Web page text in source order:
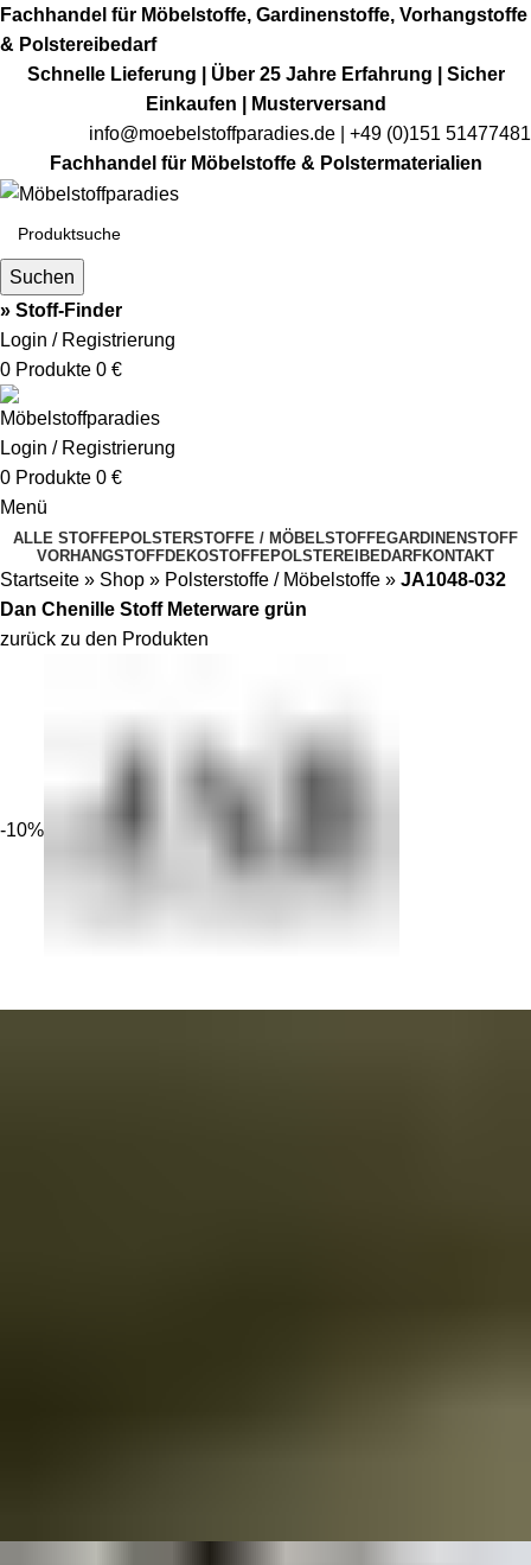
Fachhandel für Möbelstoffe, Gardinenstoffe, Vorhangstoffe
& Polstereibedarf
Schnelle Lieferung | Über 25 Jahre Erfahrung | Sicher
Einkaufen | Musterversand
info@moebelstoffparadies.de | +49 (0)151 51477481
Fachhandel für Möbelstoffe & Polstermaterialien
Suchen
» Stoff-Finder
Login / Registrierung
0 Produkte 0 €
Login / Registrierung
0 Produkte 0 €
Menü
ALLE STOFFEPOLSTERSTOFFE / MÖBELSTOFFEGARDINENSTOFF
VORHANGSTOFFDEKOSTOFFEPOLSTEREIBEDARFKONTAKT
Startseite » Shop » Polsterstoffe / Möbelstoffe » JA1048-032
Dan Chenille Stoff Meterware grün
zurück zu den Produkten
-10%